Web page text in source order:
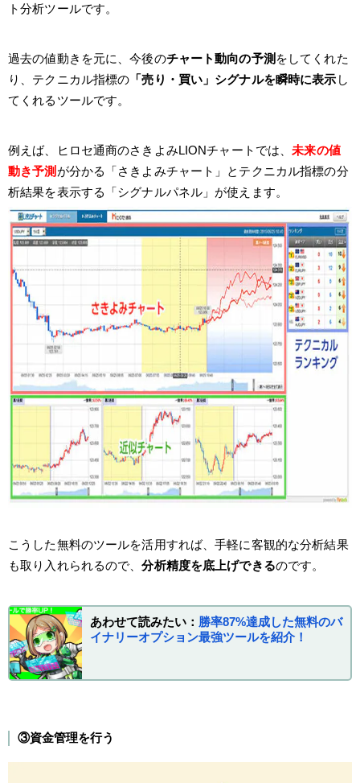
ト分析ツールです。
過去の値動きを元に、今後のチャート動向の予測 をしてくれた
り、テクニカル指標の 「売り・買い」シグナルを瞬時に表示 し
てくれるツールです。
例えば、ヒロセ通商のさきよみLIONチャートでは、未来の値
動き予測 が分かる「さきよみチャート」とテクニカル指標の分
析結果を表示する「シグナルパネル」が使えます。
こうした無料のツールを活用すれば、手軽に客観的な分析結果
も取り入れられるので、分析精度を底上げできるのです。
あわせて読みたい： 勝率87%達成した無料のバ
イナリーオプション最強ツールを紹介！
③資金管理を行う